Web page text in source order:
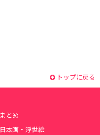
トップに戻る
まとめ
日本画・浮世絵